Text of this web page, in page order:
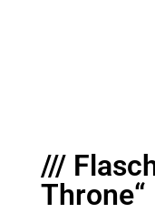
///
Throne“